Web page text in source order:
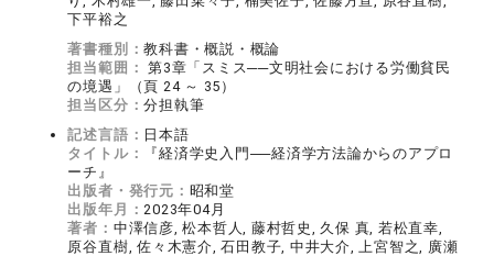
下平裕之
著書種別：教科書・概説・概論
担当範囲： 第3章「スミス──文明社会における労働貧民
の境遇」（頁 24 ～ 35）
担当区分：分担執筆
記述言語： 日本語
タイトル：
『経済学史入門──経済学方法論からのアプロ
ーチ』
出版者・発行元： 昭和堂
出版年月：2023年04月
著者： 中澤信彦, 松本哲人, 藤村哲史, 久保 真, 若松直幸,
原谷直樹, 佐々木憲介, 石田教子, 中井大介, 上宮智之, 廣瀬